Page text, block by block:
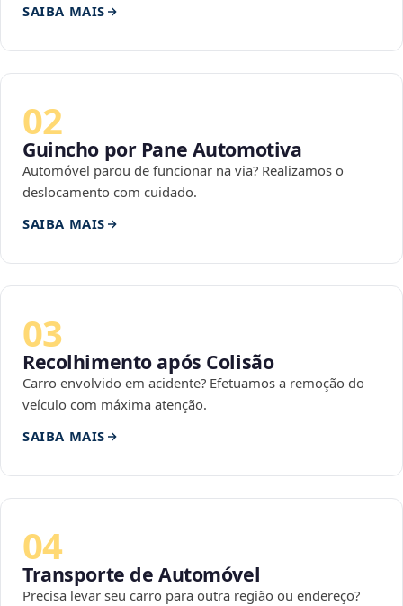
SAIBA MAIS
02
Guincho por Pane Automotiva
Automóvel parou de funcionar na via? Realizamos o
deslocamento com cuidado.
SAIBA MAIS
03
Recolhimento após Colisão
Carro envolvido em acidente? Efetuamos a remoção do
veículo com máxima atenção.
SAIBA MAIS
04
Transporte de Automóvel
Precisa levar seu carro para outra região ou endereço?